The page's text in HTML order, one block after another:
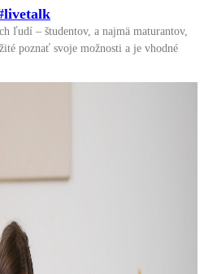
ľudí – študentov, a najmä maturantov,
poznať svoje možnosti a je vhodné